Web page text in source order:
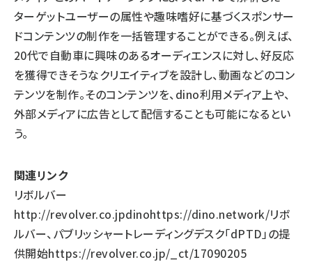
ターゲットユーザーの属性や趣味嗜好に基づくスポンサー
ドコンテンツの制作を一括管理することができる。例えば、
20代で自動車に興味のあるオーディエンスに対し、好反応
を獲得できそうなクリエイティブを設計し、動画などのコン
テンツを制作。そのコンテンツを、dino利用メディア上や、
外部メディアに広告として配信することも可能になるとい
う。
関連リンク
リボルバー
http://revolver.co.jpdinohttps://dino.network/リボ
ルバー、パブリッシャートレーディングデスク「dPTD」の提
供開始https://revolver.co.jp/_ct/17090205